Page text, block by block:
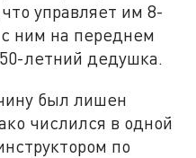
управляет им 8-
ним на переднем
летний дедушка.
был лишен
числился в одной
по